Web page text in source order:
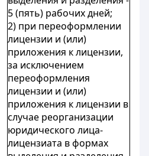
5 (пять) рабочих дней;
2) при переоформлении
лицензии и (или)
приложения к лицензии,
за исключением
переоформления
лицензии и (или)
приложения к лицензии в
случае реорганизации
юридического лица-
лицензиата в формах